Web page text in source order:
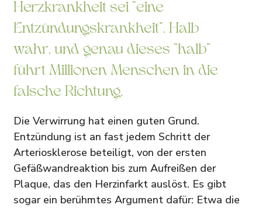
Herzkrankheit sei "eine
Entzündungskrankheit". Halb
wahr, und genau dieses "halb"
führt Millionen Menschen in die
falsche Richtung.
Die Verwirrung hat einen guten Grund.
Entzündung ist an fast jedem Schritt der
Arteriosklerose beteiligt, von der ersten
Gefäßwandreaktion bis zum Aufreißen der
Plaque, das den Herzinfarkt auslöst. Es gibt
sogar ein berühmtes Argument dafür: Etwa die